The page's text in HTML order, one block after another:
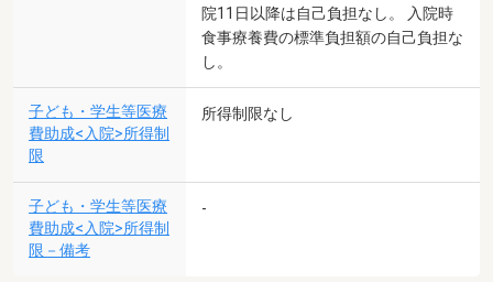
院11日以降は自己負担なし。 入院時
食事療養費の標準負担額の自己負担な
し。
子ども・学生等医療
費助成<入院>所得制
限
所得制限なし
子ども・学生等医療
費助成<入院>所得制
限－備考
-